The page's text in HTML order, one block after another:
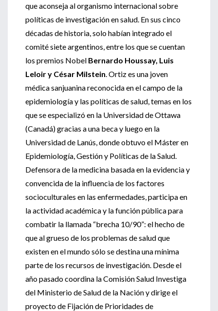
que aconseja al organismo internacional sobre
políticas de investigación en salud. En sus cinco
décadas de historia, solo habían integrado el
comité siete argentinos, entre los que se cuentan
los premios Nobel Bernardo Houssay, Luis
Leloir y César Milstein. Ortiz es una joven
médica sanjuanina reconocida en el campo de la
epidemiología y las políticas de salud, temas en los
que se especializó en la Universidad de Ottawa
(Canadá) gracias a una beca y luego en la
Universidad de Lanús, donde obtuvo el Máster en
Epidemiología, Gestión y Políticas de la Salud.
Defensora de la medicina basada en la evidencia y
convencida de la influencia de los factores
socioculturales en las enfermedades, participa en
la actividad académica y la función pública para
combatir la llamada “brecha 10/90”: el hecho de
que al grueso de los problemas de salud que
existen en el mundo sólo se destina una mínima
parte de los recursos de investigación. Desde el
año pasado coordina la Comisión Salud Investiga
del Ministerio de Salud de la Nación y dirige el
proyecto de Fijación de Prioridades de